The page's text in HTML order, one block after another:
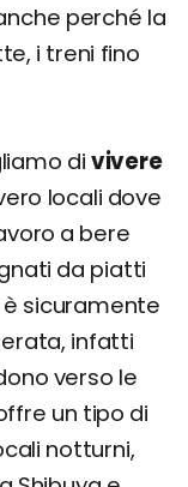
perché la
i treni fino
divivere
locali dove
a bere
da piatti
sicuramente
infatti
verso le
un tipo di
notturni,